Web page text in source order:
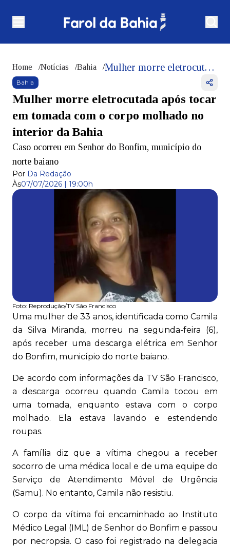
Home /Notícias /Bahia / Mulher morre eletrocutada após tocar em tomada com o corpo molhado no interior da Bahia
Bahia
Mulher morre eletrocutada após tocar
em tomada com o corpo molhado no
interior da Bahia
Caso ocorreu em Senhor do Bonfim, município do
norte baiano
Por Da Redação
Às07/07/2026 | 19:00h
Foto: Reprodução/TV São Francisco
Uma mulher de 33 anos, identificada como Camila
da Silva Miranda, morreu na segunda-feira (6),
após receber uma descarga elétrica em Senhor
do Bonfim, município do norte baiano.
De acordo com informações da TV São Francisco,
a descarga ocorreu quando Camila tocou em
uma tomada, enquanto estava com o corpo
molhado. Ela estava lavando e estendendo
roupas.
A família diz que a vítima chegou a receber
socorro de uma médica local e de uma equipe do
Serviço de Atendimento Móvel de Urgência
(Samu). No entanto, Camila não resistiu.
O corpo da vítima foi encaminhado ao Instituto
Médico Legal (IML) de Senhor do Bonfim e passou
por necropsia. O caso foi registrado na delegacia